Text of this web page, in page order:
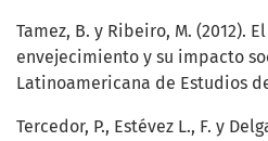
Tamez, B. y Ribeiro, M. (2012).
envejecimiento y su impacto
Latinoamericana de Estudios
Tercedor, P., Estévez L., F. y